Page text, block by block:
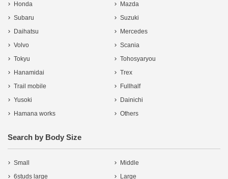
Honda
Mazda
Subaru
Suzuki
Daihatsu
Mercedes
Volvo
Scania
Tokyu
Tohosyaryou
Hanamidai
Trex
Trail mobile
Fullhalf
Yusoki
Dainichi
Hamana works
Others
Search by Body Size
Small
Middle
6studs large
Large